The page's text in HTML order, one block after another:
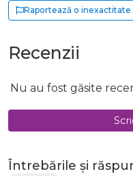
Raportează o inexactitate
Recenzii
Nu au fost găsite
Întrebările și